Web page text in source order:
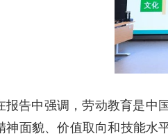
报告中强调，劳动教育是中
神面貌、价值取向和技能水